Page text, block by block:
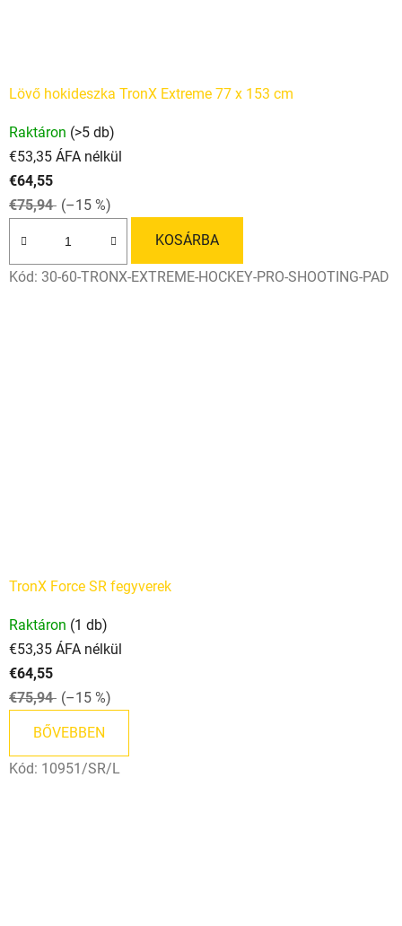
Lövő hokideszka TronX Extreme 77 x 153 cm
termék
átlagos
értékelése
5-
ből
5,0
csillag.
Raktáron (>5 db)
€53,35 ÁFA nélkül
€64,55
€75,94 (–15 %)
KOSÁRBA
Kód: 30-60-TRONX-EXTREME-HOCKEY-PRO-SHOOTING-PAD
TronX Force SR fegyverek
Raktáron (1 db)
€53,35 ÁFA nélkül
€64,55
€75,94 (–15 %)
BŐVEBBEN
Kód: 10951/SR/L